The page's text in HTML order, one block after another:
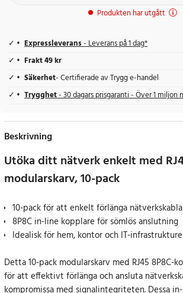
Produkten har utgått
Expressleverans- Leverans på 1 dag*
Frakt 49 kr
Säkerhet- Certifierade av Trygg e-handel
Trygghet- 30 dagars prisgaranti - Över 1 miljon
Beskrivning
Utöka ditt nätverk enkelt med
modularskarv, 10-pack
10-pack för att enkelt förlänga
8P8C in-line kopplare för sömlös anslutning
Idealisk för hem, kontor och IT-
Detta 10-pack modularskarv med RJ45 8P8C-
för att effektivt förlänga och ansluta
kompromissa med signalintegriteten. Dessa